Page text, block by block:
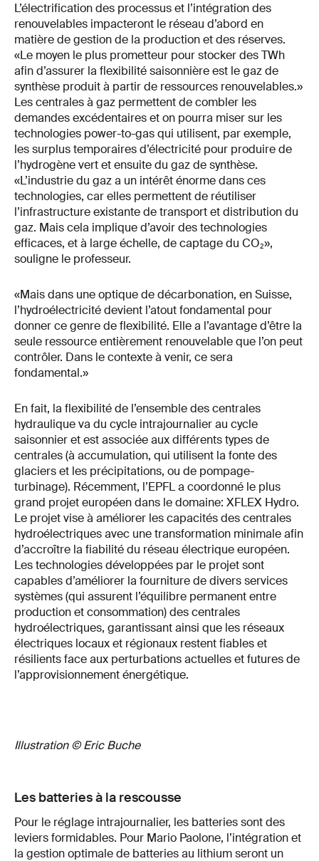
L’électrification des processus et l’intégration des
renouvelables impacteront le réseau d’abord en
matière de gestion de la production et des réserves.
«Le moyen le plus prometteur pour stocker des TWh
afin d’assurer la flexibilité saisonnière est le gaz de
synthèse produit à partir de ressources renouvelables.»
Les centrales à gaz permettent de combler les
demandes excédentaires et on pourra miser sur les
technologies power-to-gas qui utilisent, par exemple,
les surplus temporaires d’électricité pour produire de
l’hydrogène vert et ensuite du gaz de synthèse.
«L’industrie du gaz a un intérêt énorme dans ces
technologies, car elles permettent de réutiliser
l’infrastructure existante de transport et distribution du
gaz. Mais cela implique d’avoir des technologies
efficaces, et à large échelle, de captage du CO₂»,
souligne le professeur.
«Mais dans une optique de décarbonation, en Suisse,
l’hydroélectricité devient l’atout fondamental pour
donner ce genre de flexibilité. Elle a l’avantage d’être la
seule ressource entièrement renouvelable que l’on peut
contrôler. Dans le contexte à venir, ce sera
fondamental.»
En fait, la flexibilité de l’ensemble des centrales
hydraulique va du cycle intrajournalier au cycle
saisonnier et est associée aux différents types de
centrales (à accumulation, qui utilisent la fonte des
glaciers et les précipitations, ou de pompage-
turbinage). Récemment, l’EPFL a coordonné le plus
grand projet européen dans le domaine: XFLEX Hydro.
Le projet vise à améliorer les capacités des centrales
hydroélectriques avec une transformation minimale afin
d’accroître la fiabilité du réseau électrique européen.
Les technologies développées par le projet sont
capables d’améliorer la fourniture de divers services
systèmes (qui assurent l’équilibre permanent entre
production et consommation) des centrales
hydroélectriques, garantissant ainsi que les réseaux
électriques locaux et régionaux restent fiables et
résilients face aux perturbations actuelles et futures de
l’approvisionnement énergétique.
Illustration © Eric Buche
Les batteries à la rescousse
Pour le réglage intrajournalier, les batteries sont des
leviers formidables. Pour Mario Paolone, l’intégration et
la gestion optimale de batteries au lithium seront un